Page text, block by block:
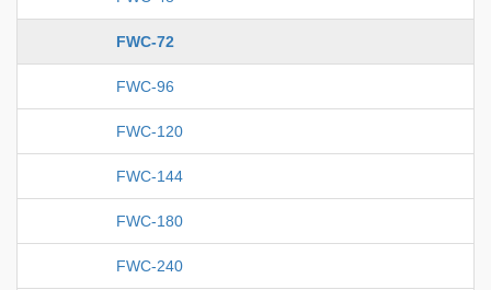
FWC-72
FWC-96
FWC-120
FWC-144
FWC-180
FWC-240